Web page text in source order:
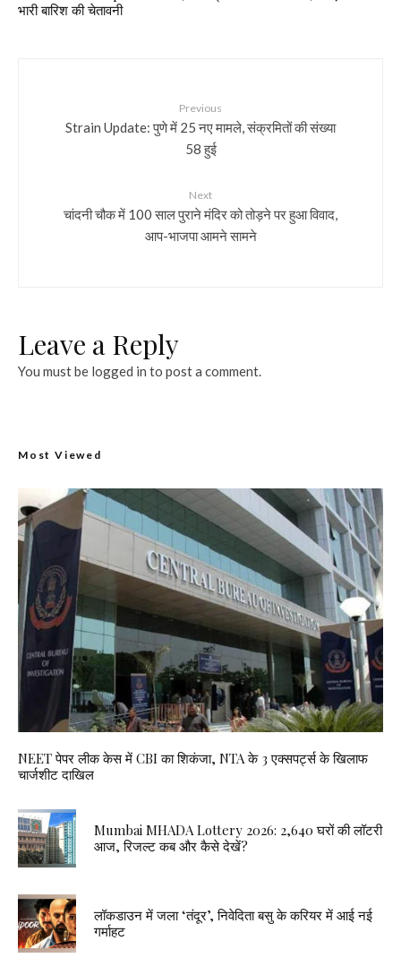
भारी बारिश की चेतावनी
Previous
Strain Update: पुणे में 25 नए मामले, संक्रमितों की संख्या
58 हुई
Next
चांदनी चौक में 100 साल पुराने मंदिर को तोड़ने पर हुआ विवाद,
आप-भाजपा आमने सामने
Leave a Reply
You must be logged in to post a comment.
Most Viewed
NEET पेपर लीक केस में CBI का शिकंजा, NTA के 3 एक्सपर्ट्स के खिलाफ
चार्जशीट दाखिल
Mumbai MHADA Lottery 2026: 2,640 घरों की लॉटरी
आज, रिजल्ट कब और कैसे देखें?
लॉकडाउन में जला ‘तंदूर’, निवेदिता बसु के करियर में आई नई
गर्माहट